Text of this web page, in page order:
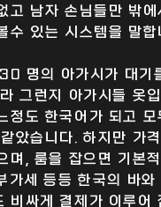
고 남자 손님들만 밖에
수 있는 시스템을 말합
명의 아가시가 대기
그런지 아가시들 옷
정도 한국어가 되고 모
았습니다. 하지만 가
며, 룸을 잡으면 기본
가세 등등 한국의 바와
비싸게 결제가 이루어